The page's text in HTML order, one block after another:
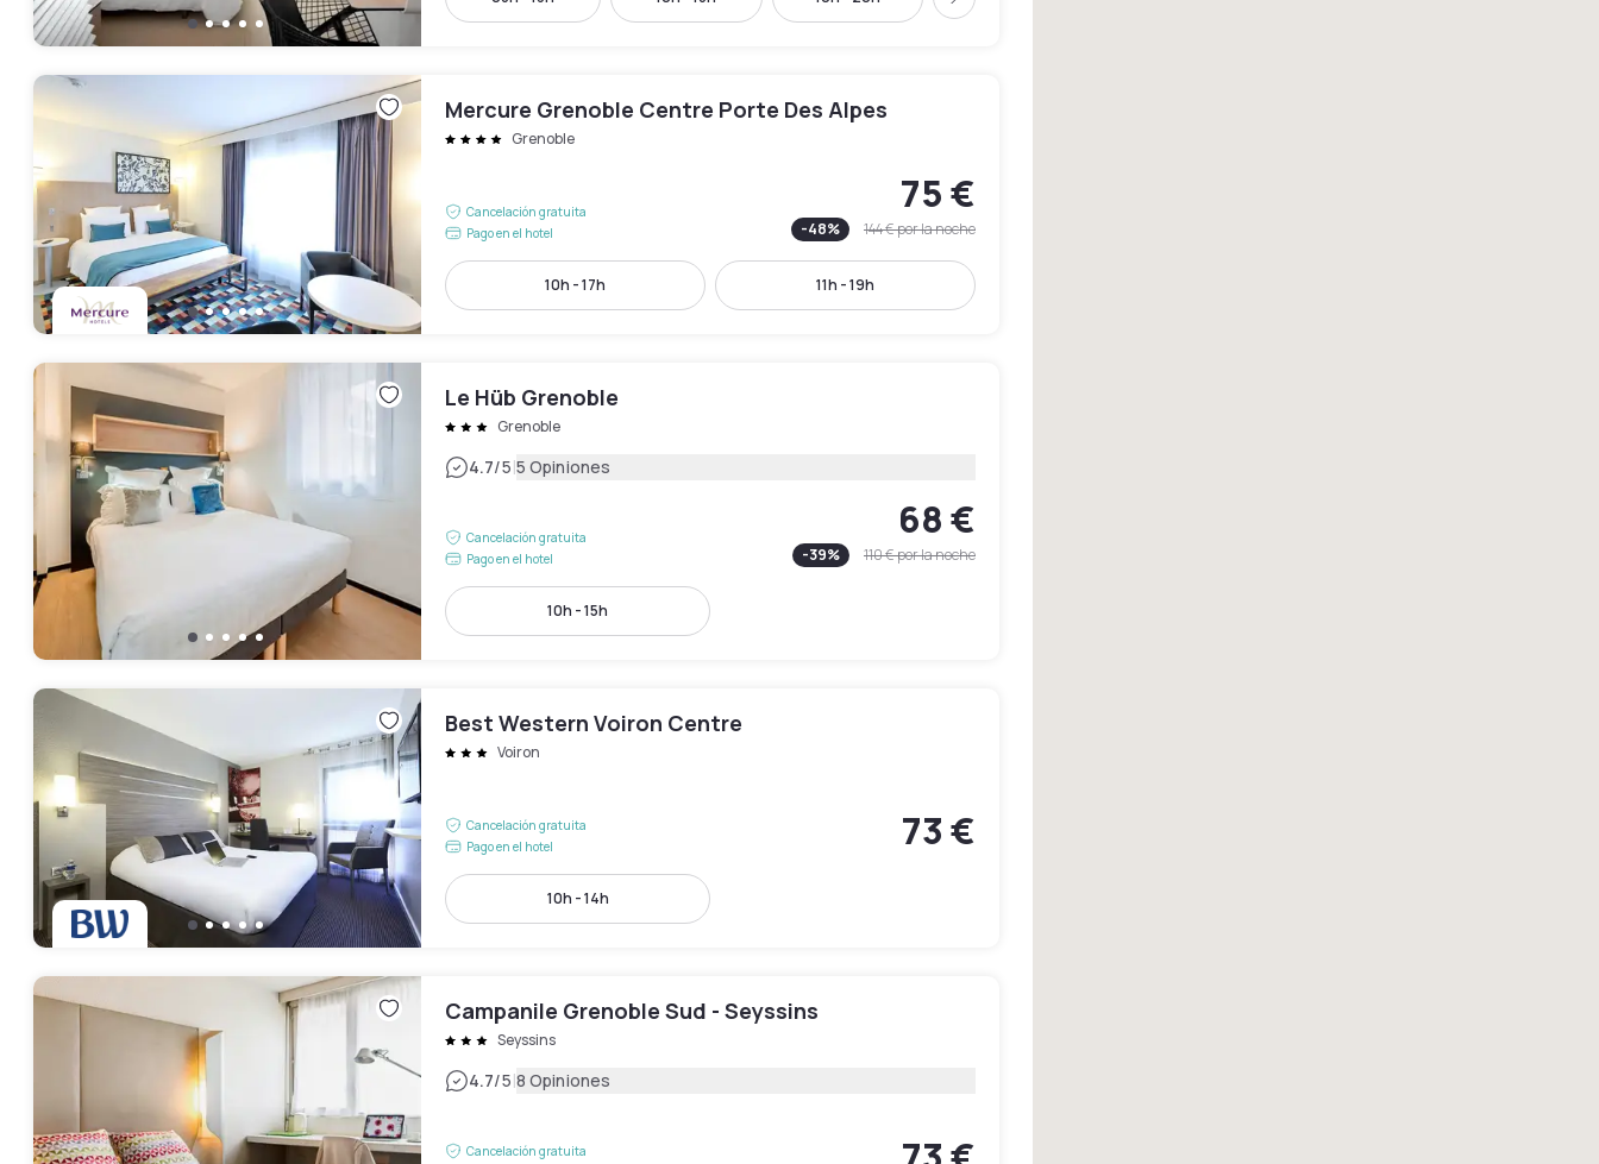
Siguiente
Mercure Grenoble Centre Porte Des Alpes
Grenoble
Cancelación gratuita
Pago en el hotel
75 €
-48% 144 €por la noche
10h - 17h 11h - 19h
Le Hüb Grenoble
Grenoble
4.7/5|5 Opiniones
Cancelación gratuita
Pago en el hotel
68 €
-39% 110 €por la noche
10h - 15h
Best Western Voiron Centre
Voiron
Cancelación gratuita
Pago en el hotel
73 €
10h - 14h
Campanile Grenoble Sud - Seyssins
Seyssins
4.7/5|8 Opiniones
Cancelación gratuita